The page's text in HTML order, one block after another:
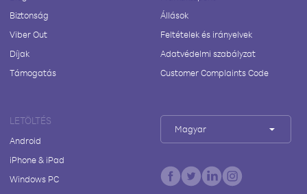
Biztonság
Viber Out
Díjak
Támogatás
Állások
Feltételek és irányelvek
Adatvédelmi szabályzat
Customer Complaints Code
LETÖLTÉS
Android
iPhone & iPad
Windows PC
Magyar